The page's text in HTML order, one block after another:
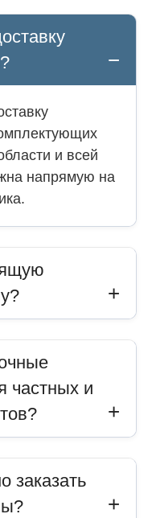
и всей
напрямую на
частных и
заказать